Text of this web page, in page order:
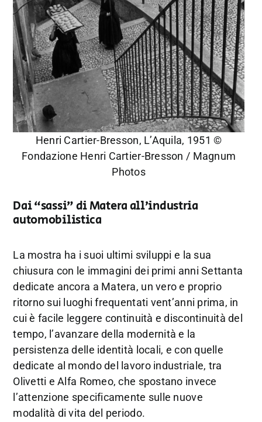
Henri Cartier-Bresson, L’Aquila, 1951 ©
Fondazione Henri Cartier-Bresson / Magnum
Photos
Dai “sassi” di Matera all’industria
automobilistica
La mostra ha i suoi ultimi sviluppi e la sua
chiusura con le immagini dei primi anni Settanta
dedicate ancora a Matera, un vero e proprio
ritorno sui luoghi frequentati vent’anni prima, in
cui è facile leggere continuità e discontinuità del
tempo, l’avanzare della modernità e la
persistenza delle identità locali, e con quelle
dedicate al mondo del lavoro industriale, tra
Olivetti e Alfa Romeo, che spostano invece
l’attenzione specificamente sulle nuove
modalità di vita del periodo.